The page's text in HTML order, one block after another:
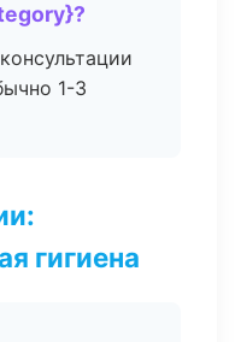
1-3
гигиена